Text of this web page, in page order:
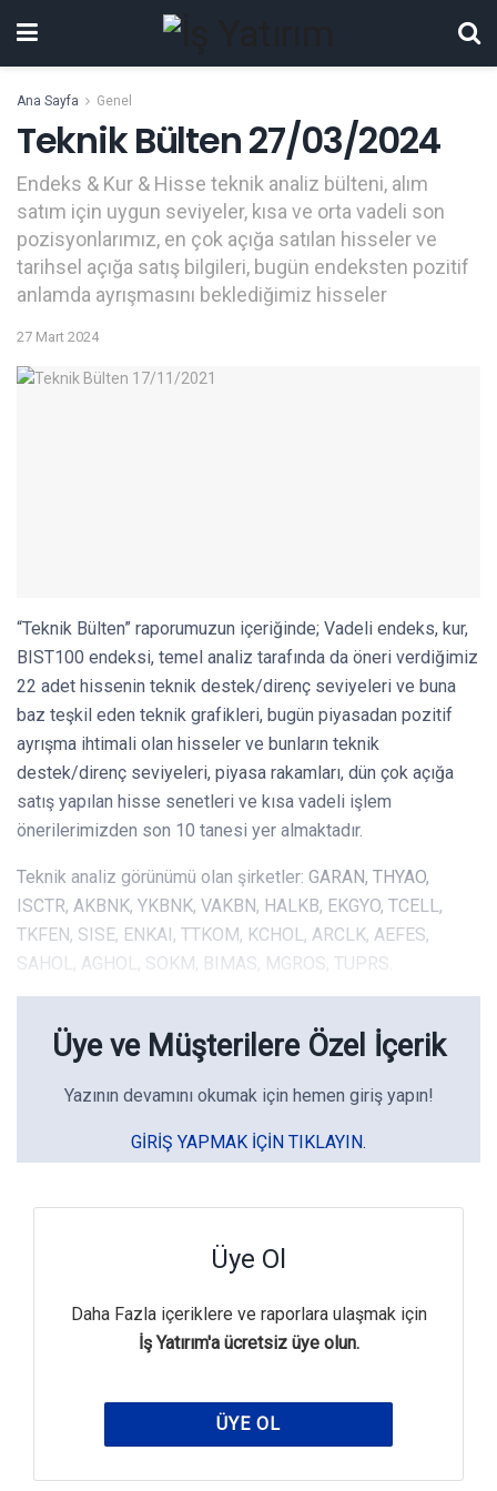
Ana Sayfa Genel
Teknik Bülten 27/03/2024
Endeks & Kur & Hisse teknik analiz bülteni, alım
satım için uygun seviyeler, kısa ve orta vadeli son
pozisyonlarımız, en çok açığa satılan hisseler ve
tarihsel açığa satış bilgileri, bugün endeksten pozitif
anlamda ayrışmasını beklediğimiz hisseler
27 Mart 2024
“Teknik Bülten” raporumuzun içeriğinde; Vadeli endeks, kur,
BIST100 endeksi, temel analiz tarafında da öneri verdiğimiz
22 adet hissenin teknik destek/direnç seviyeleri ve buna
baz teşkil eden teknik grafikleri, bugün piyasadan pozitif
ayrışma ihtimali olan hisseler ve bunların teknik
destek/direnç seviyeleri, piyasa rakamları, dün çok açığa
satış yapılan hisse senetleri ve kısa vadeli işlem
önerilerimizden son 10 tanesi yer almaktadır.
Teknik analiz görünümü olan şirketler: GARAN, THYAO,
ISCTR, AKBNK, YKBNK, VAKBN, HALKB, EKGYO, TCELL,
TKFEN, SISE, ENKAI, TTKOM, KCHOL, ARCLK, AEFES,
SAHOL, AGHOL, SOKM, BIMAS, MGROS, TUPRS.
Üye ve Müşterilere Özel İçerik
Yazının devamını okumak için hemen giriş yapın!
GIRIŞ YAPMAK IÇIN TIKLAYIN.
Üye Ol
Daha Fazla içeriklere ve raporlara ulaşmak için
İş Yatırım'a ücretsiz üye olun.
ÜYE OL